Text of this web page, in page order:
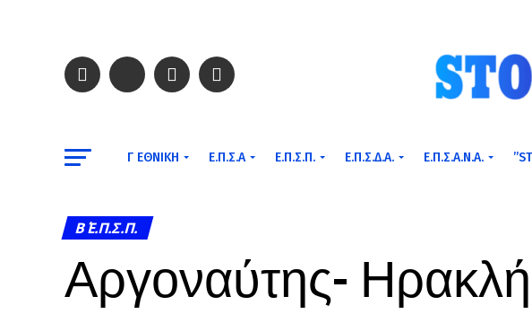
Γ ΕΘΝΙΚΉ Ε.Π.Σ.Α Ε.Π.Σ.Π. Ε.Π.Σ.Δ.Α. Ε.Π.Σ.Α.Ν.Α.
Β΄ Ε.Π.Σ.Π.
Αργοναύτης-